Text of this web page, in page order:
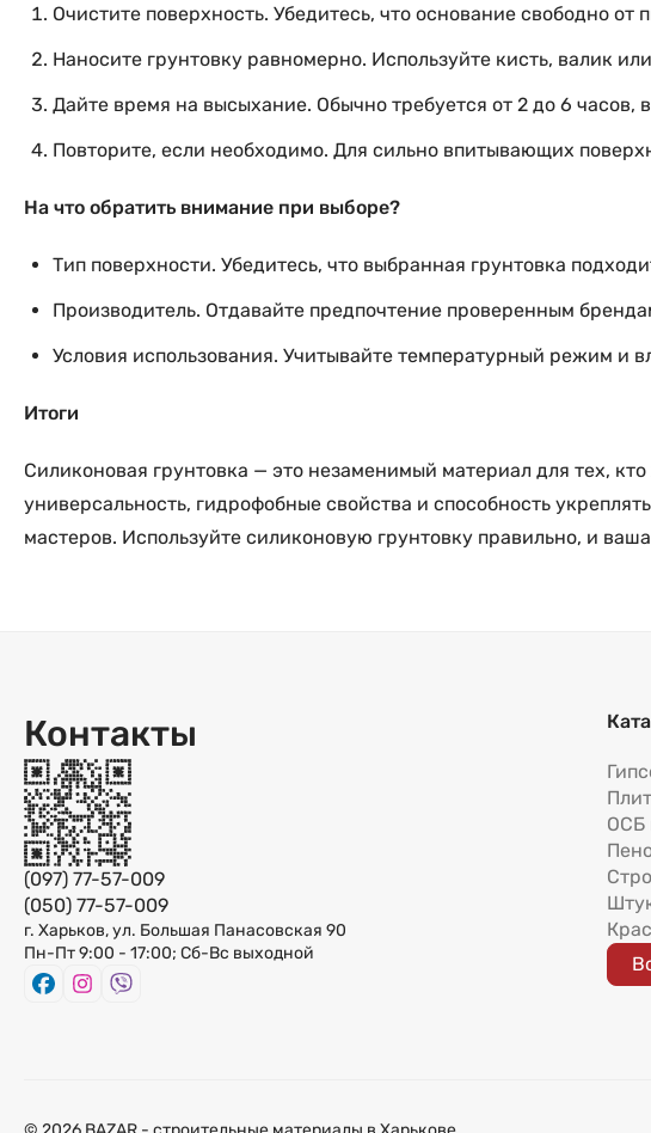
Очистите поверхность. Убедитесь, что основание свободно от
Наносите грунтовку равномерно. Используйте кисть, валик
Дайте время на высыхание. Обычно требуется от 2 до 6
Повторите, если необходимо. Для сильно впитывающих
На что обратить внимание при выборе?
Тип поверхности. Убедитесь, что выбранная грунтовка
Производитель. Отдавайте предпочтение проверенным
Условия использования. Учитывайте температурный режим и
Итоги
Силиконовая грунтовка — это незаменимый материал для тех,
универсальность, гидрофобные свойства и способность
мастеров. Используйте силиконовую грунтовку правильно, и
Контакты
(097) 77-57-009
(050) 77-57-009
г. Харьков, ул. Большая Панасовская 90
Пн-Пт 9:00 - 17:00; Сб-Вс выходной
ОСБ